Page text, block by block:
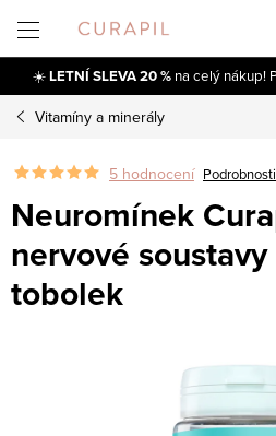
obsah
☀️LETNÍ SLEVA 20 % na celý nákup!
Vitamíny a minerály
5 hodnocení
Neuromínek
nervové
tobolek